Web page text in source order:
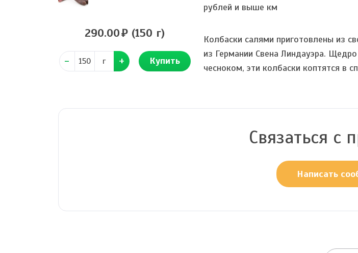
290.00 (150 г)
г Купить
рублей и выше км
Колбаски салями приготовлены из
из Германии Свена Линдауэра.
чесноком, эти колбаски коптятся в
Связаться с
Написать